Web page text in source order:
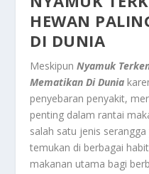
HEWAN
DI DUNIA
MeskipunNyamuk
Mematikan Di Dunia
penyebaran penyakit,
penting dalam rantai
salah satu jenis
temukan di berbagai
makanan utama bagi